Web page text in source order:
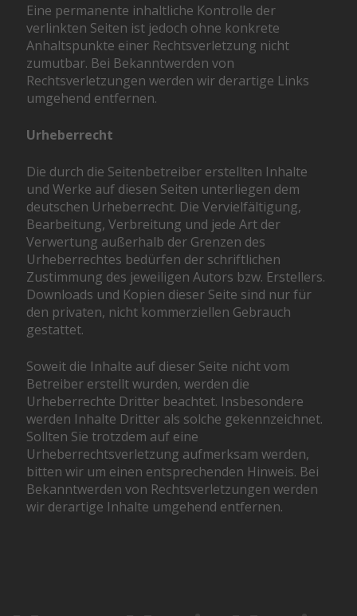
Eine permanente inhaltliche Kontrolle der
verlinkten Seiten ist jedoch ohne konkrete
Anhaltspunkte einer Rechtsverletzung nicht
zumutbar. Bei Bekanntwerden von
Rechtsverletzungen werden wir derartige Links
umgehend entfernen.
Urheberrecht
Die durch die Seitenbetreiber erstellten Inhalte
und Werke auf diesen Seiten unterliegen dem
deutschen Urheberrecht. Die Vervielfältigung,
Bearbeitung, Verbreitung und jede Art der
Verwertung außerhalb der Grenzen des
Urheberrechtes bedürfen der schriftlichen
Zustimmung des jeweiligen Autors bzw. Erstellers.
Downloads und Kopien dieser Seite sind nur für
den privaten, nicht kommerziellen Gebrauch
gestattet.
Soweit die Inhalte auf dieser Seite nicht vom
Betreiber erstellt wurden, werden die
Urheberrechte Dritter beachtet. Insbesondere
werden Inhalte Dritter als solche gekennzeichnet.
Sollten Sie trotzdem auf eine
Urheberrechtsverletzung aufmerksam werden,
bitten wir um einen entsprechenden Hinweis. Bei
Bekanntwerden von Rechtsverletzungen werden
wir derartige Inhalte umgehend entfernen.